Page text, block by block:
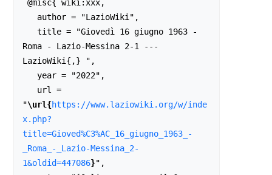
Roma - Lazio-Messina 2-1 ---
LazioWiki{,} ",
"\url{https://www.laziowiki.org/w/inde
x.php?
title=Gioved%C3%AC_16_giugno_1963_-
_Roma_-_Lazio-Messina_2-
1&oldid=447086}",